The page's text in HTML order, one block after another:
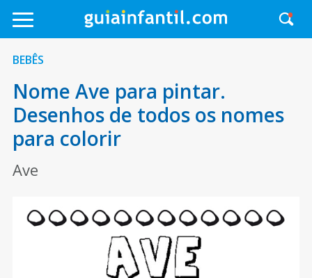
BEBÊS
Nome Ave para pintar.
Desenhos de todos os nomes
para colorir
Ave